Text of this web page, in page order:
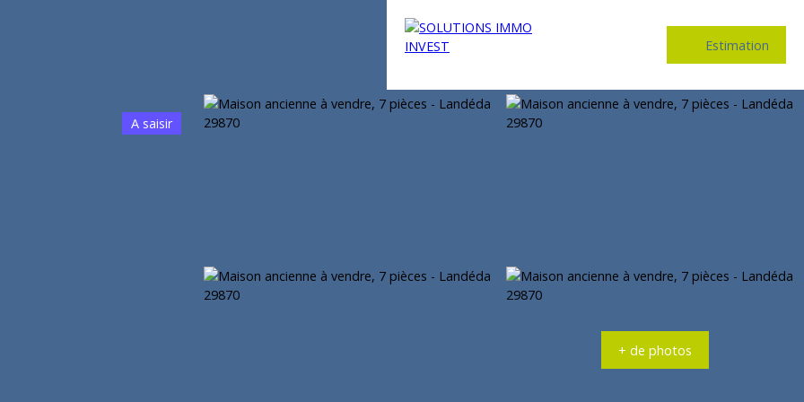
Estimation
A saisir
+ de photos